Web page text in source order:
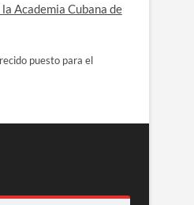
Academia Cubana de
puesto para el